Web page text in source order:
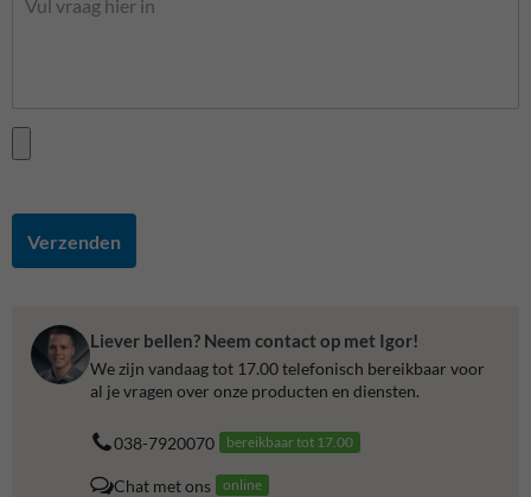
Verzenden
Liever bellen? Neem contact op met Igor!
We zijn vandaag tot 17.00 telefonisch bereikbaar voor
al je vragen over onze producten en diensten.
038-7920070 bereikbaar tot 17.00
Chat met ons online